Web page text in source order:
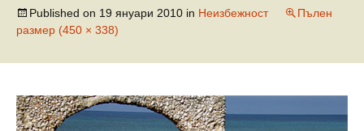
Published on 19 януари 2010 in Неизбежност
Пълен
размер (450 × 338)